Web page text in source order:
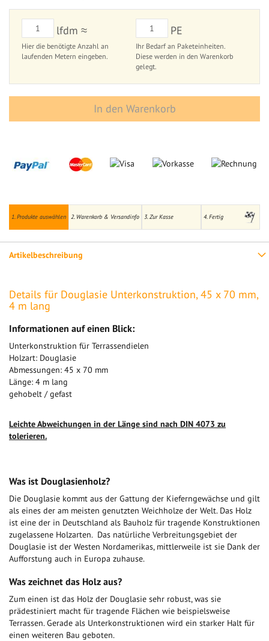
1. Produkte auswählen 2. Warenkorb & Versandinfo 3. Zur Kasse 4. Fertig
lfdm ≈
Hier die benötigte Anzahl an
laufenden Metern eingeben.
PE
Ihr Bedarf an Paketeinheiten.
Diese werden in den Warenkorb
gelegt.
In den Warenkorb
Artikelbeschreibung
Details für Douglasie Unterkonstruktion, 45 x 70 mm,
4 m lang
Informationen auf einen Blick:
Unterkonstruktion für Terrassendielen
Holzart: Douglasie
Abmessungen: 45 x 70 mm
Länge: 4 m lang
gehobelt / gefast
Leichte Abweichungen in der Länge sind nach DIN 4073 zu
tolerieren.
Was ist Douglasienholz?
Die Douglasie kommt aus der Gattung der Kieferngewächse und gilt
als eines der am meisten genutzten Weichholze der Welt. Das Holz
ist eine der in Deutschland als Bauholz für tragende Konstruktionen
zugelassene Holzarten. Das natürliche Verbreitungsgebiet der
Douglasie ist der Westen Nordamerikas, mittlerweile ist sie Dank der
Aufforstung auch in Europa zuhause.
Was zeichnet das Holz aus?
Zum einen ist das Holz der Douglasie sehr robust, was sie
prädestiniert macht für tragende Flächen wie beispielsweise
Terrassen. Gerade als Unterkonstruktionen wird ein starker Halt für
einen weiteren Bau geboten.